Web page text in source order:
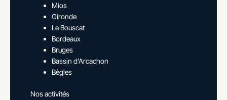
Mios
Gironde
Le Bouscat
Bordeaux
Bruges
Bassin d'Arcachon
Bègles
Nos activités